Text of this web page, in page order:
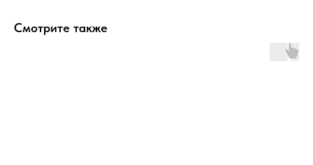
Смотрите также